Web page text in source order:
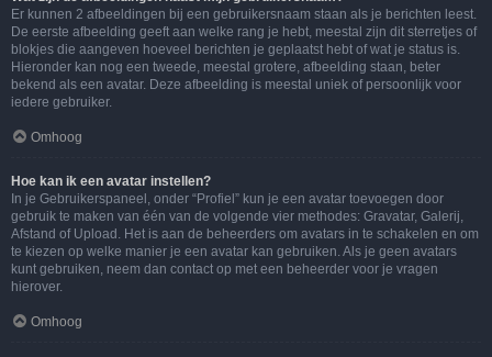
Er kunnen 2 afbeeldingen bij een gebruikersnaam staan als je berichten leest.
De eerste afbeelding geeft aan welke rang je hebt, meestal zijn dit sterretjes of
blokjes die aangeven hoeveel berichten je geplaatst hebt of wat je status is.
Hieronder kan nog een tweede, meestal grotere, afbeelding staan, beter
bekend als een avatar. Deze afbeelding is meestal uniek of persoonlijk voor
iedere gebruiker.
Omhoog
Hoe kan ik een avatar instellen?
In je Gebruikerspaneel, onder “Profiel” kun je een avatar toevoegen door
gebruik te maken van één van de volgende vier methodes: Gravatar, Galerij,
Afstand of Upload. Het is aan de beheerders om avatars in te schakelen en om
te kiezen op welke manier je een avatar kan gebruiken. Als je geen avatars
kunt gebruiken, neem dan contact op met een beheerder voor je vragen
hierover.
Omhoog